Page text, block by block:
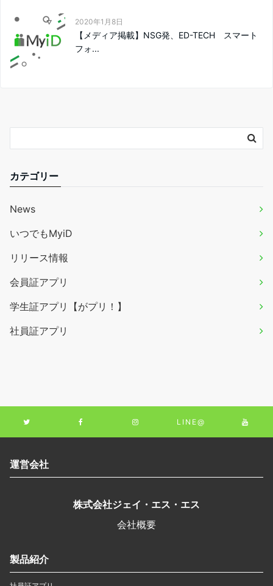
2020年1月8日
【メディア掲載】NSG発、ED-TECH スマート
フォ...
カテゴリー
News
いつでもMyiD
リリース情報
会員証アプリ
学生証アプリ【がプリ！】
社員証アプリ
LINE@
運営会社
株式会社ジェイ・エス・エス
会社概要
製品紹介